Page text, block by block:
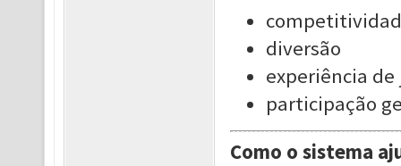
diversão
experiência
participação
Como o sistema